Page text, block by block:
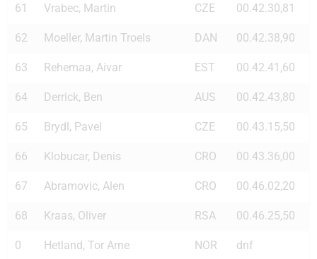
61 Vrabec, Martin CZE 00.42.30,81
62 Moeller, Martin Troels DAN 00.42.38,90
63 Rehemaa, Aivar EST 00.42.41,60
64 Derrick, Ben AUS 00.42.43,80
65 Brydl, Pavel CZE 00.43.15,50
66 Klobucar, Denis CRO 00.43.36,00
67 Abramovic, Alen CRO 00.46.02,20
68 Kraas, Oliver RSA 00.46.25,50
0 Hetland, Tor Arne NOR dnf